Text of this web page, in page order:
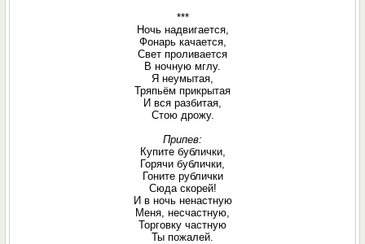
***
Ночь надвигается,
Фонарь качается,
Свет проливается
В ночную мглу.
Я неумытая,
Тряпьём прикрытая
И вся разбитая,
Стою дрожу.
Припев:
Купите бублички,
Горячи бублички,
Гоните рублички
Сюда скорей!
И в ночь ненастную
Меня, несчастную,
Торговку частную
Ты пожалей.